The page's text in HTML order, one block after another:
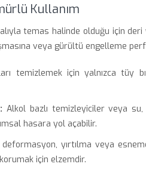
Kullanım
temas halinde olduğu için
veya gürültü engelleme
temizlemek için yalnızca tüy
Alkol bazlı temizleyiciler veya su,
hasara yol açabilir.
yırtılma veya
için elzemdir.